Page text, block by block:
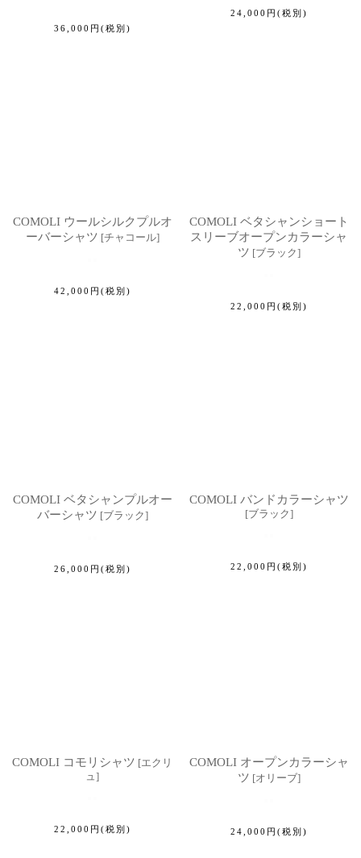
36,000 円 (税別)
24,000 円 (税別)
COMOLI ウールシルクプルオ
ーバーシャツ [チャコール]
42,000 円 (税別)
COMOLI ベタシャンショート
スリーブオープンカラーシャ
ツ [ブラック]
22,000 円 (税別)
COMOLI ベタシャンプルオー
バーシャツ [ブラック]
26,000 円 (税別)
COMOLI バンドカラーシャツ
[ブラック]
22,000 円 (税別)
COMOLI コモリシャツ [エクリ
ュ]
22,000 円 (税別)
COMOLI オープンカラーシャ
ツ [オリーブ]
24,000 円 (税別)